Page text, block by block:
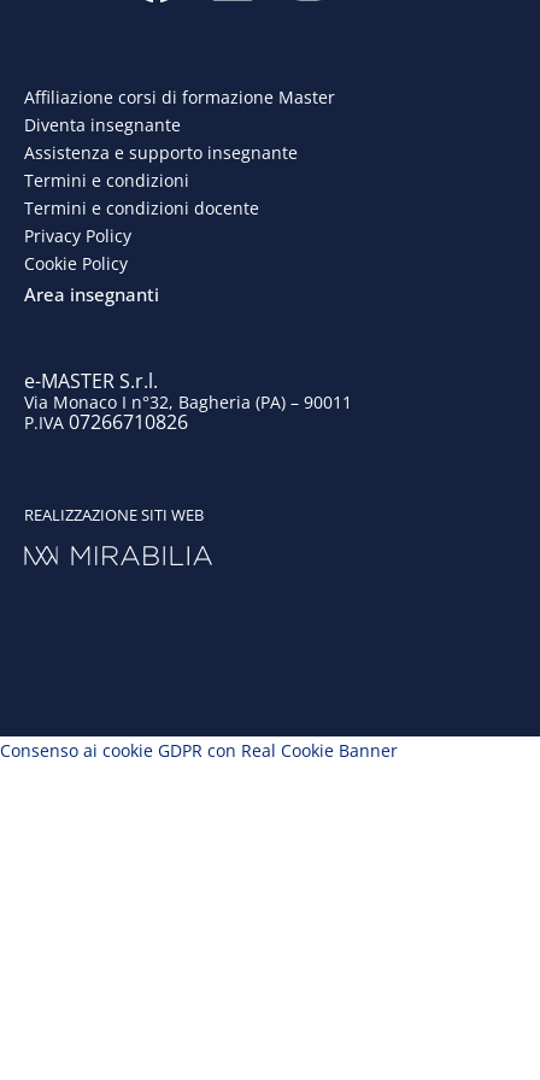
e
b
o
k
k
e
d
t
Affiliazione corsi di formazione Master
Diventa insegnante
Assistenza e supporto insegnante
Termini e condizioni
Termini e condizioni docente
Privacy Policy
Cookie Policy
Area insegnanti
e-MASTER S.r.l.
Via Monaco I n°32, Bagheria (PA) – 90011
P.IVA 07266710826
REALIZZAZIONE SITI WEB
Consenso ai cookie GDPR con Real Cookie Banner